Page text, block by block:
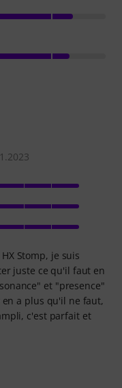
Stomp, je suis
juste ce qu'il faut en
et "presence"
en a plus qu'il ne faut,
c'est parfait et